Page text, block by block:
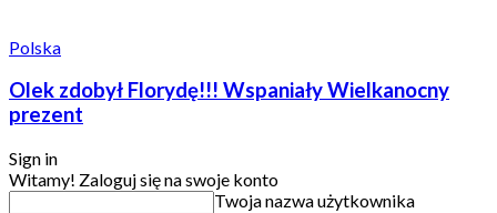
Polska
Olek zdobył Florydę!!! Wspaniały Wielkanocny
prezent
Sign in
Witamy! Zaloguj się na swoje konto
Twoja nazwa użytkownika